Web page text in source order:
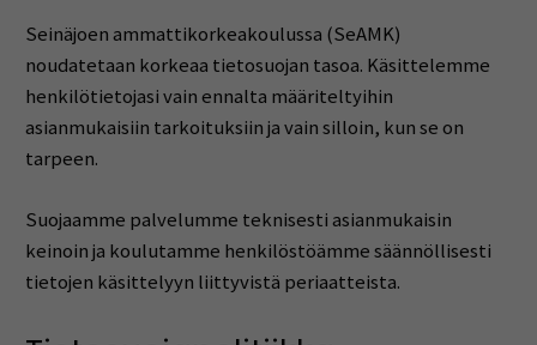
Seinäjoen ammattikorkeakoulussa (SeAMK)
noudatetaan korkeaa tietosuojan tasoa. Käsittelemme
henkilötietojasi vain ennalta määriteltyihin
asianmukaisiin tarkoituksiin ja vain silloin, kun se on
tarpeen.
Suojaamme palvelumme teknisesti asianmukaisin
keinoin ja koulutamme henkilöstöämme säännöllisesti
tietojen käsittelyyn liittyvistä periaatteista.